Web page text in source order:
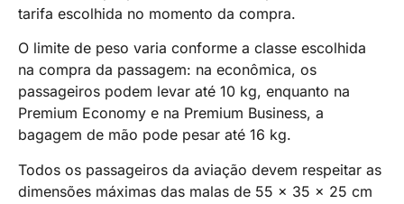
tarifa escolhida no momento da compra.
O limite de peso varia conforme a classe escolhida
na compra da passagem: na econômica, os
passageiros podem levar até 10 kg, enquanto na
Premium Economy e na Premium Business, a
bagagem de mão pode pesar até 16 kg.
Todos os passageiros da aviação devem respeitar as
dimensões máximas das malas de 55 x 35 x 25 cm